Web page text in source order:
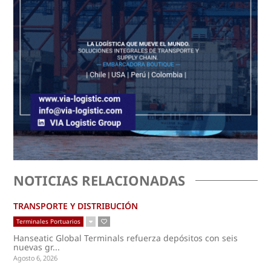
NOTICIAS RELACIONADAS
TRANSPORTE Y DISTRIBUCIÓN
Terminales Portuarios
Hanseatic Global Terminals refuerza depósitos con seis
nuevas gr...
Agosto 6, 2026